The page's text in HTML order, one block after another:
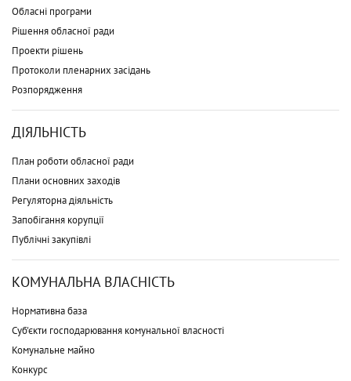
Обласні програми
Рішення обласної ради
Проекти рішень
Протоколи пленарних засідань
Розпорядження
ДІЯЛЬНІСТЬ
План роботи обласної ради
Плани основних заходів
Регуляторна діяльність
Запобігання корупції
Публічні закупівлі
КОМУНАЛЬНА ВЛАСНІСТЬ
Нормативна база
Суб'єкти господарювання комунальної власності
Комунальне майно
Конкурс